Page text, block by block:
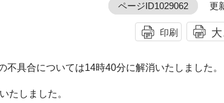
ページID1029062 更
印刷
具合については14時40分に解消いたしました。
たしました。